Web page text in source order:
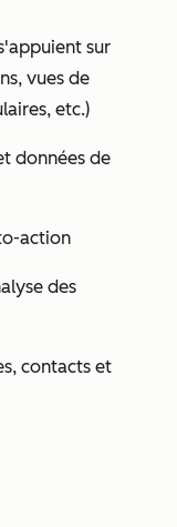
sur
vues de
etc.)
données de
action
des
contacts et